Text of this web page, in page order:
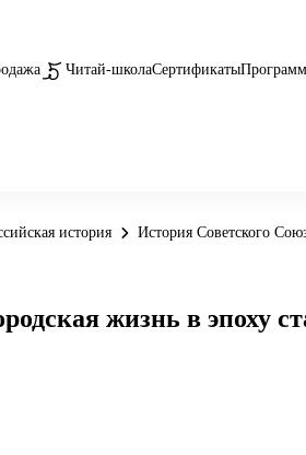
Читай-школаСертификаты
история История Советского
жизнь в эпоху